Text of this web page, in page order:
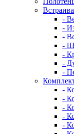
-
-
-
-
-
-
-
-
-
-
-
-